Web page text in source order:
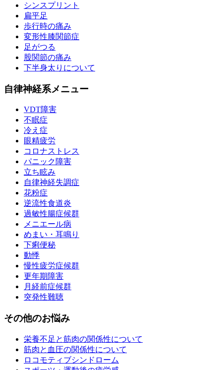
シンスプリント
扁平足
歩行時の痛み
変形性膝関節症
足がつる
股関節の痛み
下半身太りについて
自律神経系メニュー
VDT障害
不眠症
冷え症
眼精疲労
コロナストレス
パニック障害
立ち眩み
自律神経失調症
花粉症
逆流性食道炎
過敏性腸症候群
メニエール病
めまい・耳鳴り
下痢便秘
動悸
慢性疲労症候群
更年期障害
月経前症候群
突発性難聴
その他のお悩み
栄養不足と筋肉の関係性について
筋肉と血圧の関係性について
ロコモティブシンドローム